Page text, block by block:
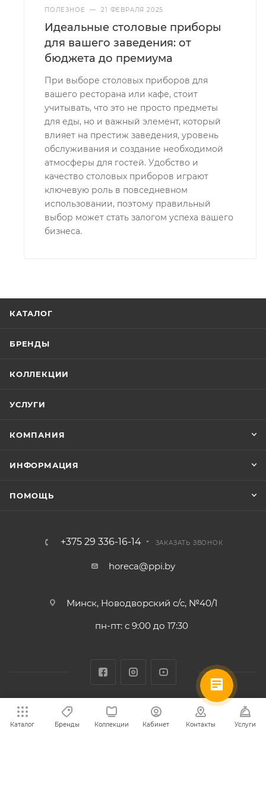
ПОЛЕЗНОЕ — 21 ФЕВРАЛЯ 2025
Идеальные столовые приборы
для вашего заведения: от
бюджета до премиума
При выборе столовых приборов для
вашего ресторана или кафе, стоит
учитывать, что это не просто предметы
для еды, но и важный элемент, который
влияет на престиж заведения, уровень
обслуживания и создание необходимой
атмосферы для гостей. Удобство и
качество столовых приборов играют
ключевую роль в повседневном
использовании, поэтому правильный
выбор может стать залогом успеха вашего
бизнеса.
КАТАЛОГ
БРЕНДЫ
КОЛЛЕКЦИИ
УСЛУГИ
КОМПАНИЯ
ИНФОРМАЦИЯ
ПОМОЩЬ
+375 29 336-16-14 ЗАКАЗАТЬ ЗВОНОК
horeca@ppi.by
Минск, Новодворский с/с, №40/1
пн-пт: с 9:00 до 17:30
2002-2026 © ИООО «ПромПродИмпекс» - надежный
поставщик и партнер для вашего бизнеса
Каталог Бренды Коллекции Кабинет Контакты Услуги